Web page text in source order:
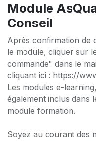
Module
Conseil
Après confirmation de
le module, cliquer sur
commande" dans le
cliquant ici : https://
Les modules e-
également inclus dans
module formation.
Soyez au courant des